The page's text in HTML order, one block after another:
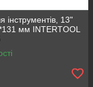
інструментів, 13"
мм INTERTOOL